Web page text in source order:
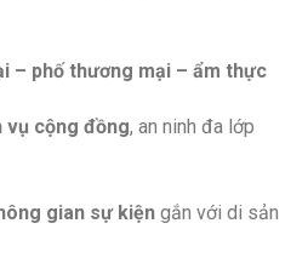
– phố thương mại – ẩm thực
vụ cộng đồng, an ninh đa lớp
gian sự kiệngắn với di sản